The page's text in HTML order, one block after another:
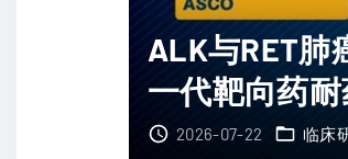
药
后
怎
么
选
ALK与RET肺
一代靶向药
2026-07-22 临床